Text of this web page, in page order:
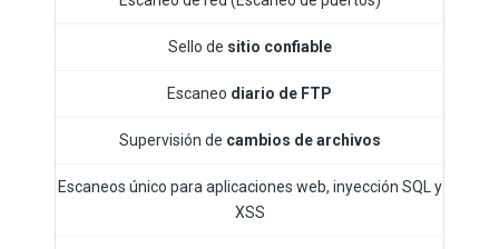
Sello de sitio confiable
Escaneo diario de FTP
Supervisión de cambios de archivos
Escaneos único para aplicaciones web, inyección SQL y
XSS